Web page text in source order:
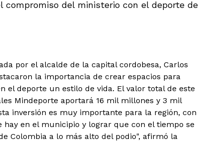
compromiso del ministerio con el deporte de
por el alcalde de la capital cordobesa, Carlos
la importancia de crear espacios para
el deporte un estilo de vida. El valor total de este
Mindeporte aportará 16 mil millones y 3 mil
inversión es muy importante para la región, con
en el municipio y lograr que con el tiempo se
Colombia a lo más alto del podio", afirmó la